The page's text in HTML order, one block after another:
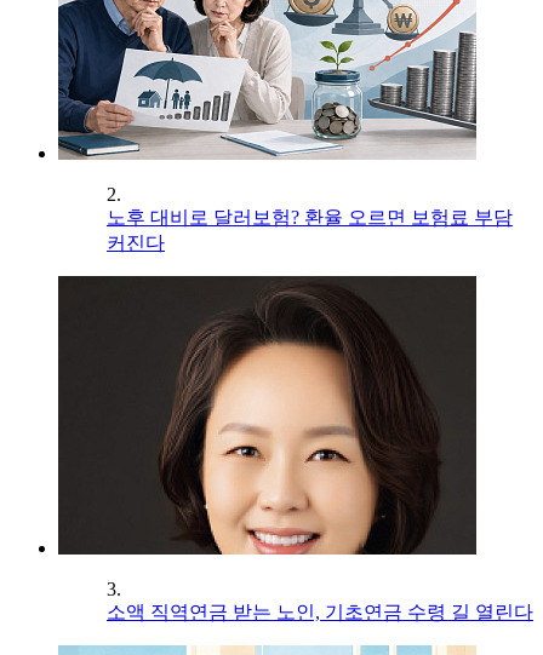
2.
노후 대비로 달러보험? 환율 오르면 보험료 부담
커진다
3.
소액 직역연금 받는 노인, 기초연금 수령 길 열린다